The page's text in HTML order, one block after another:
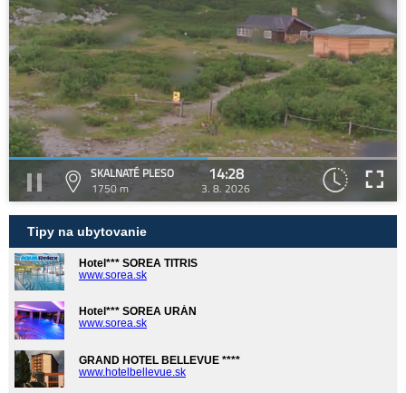
SKALNATÉ PLESO
1750 m
14:28
3. 8. 2026
Tipy na ubytovanie
Hotel*** SOREA TITRIS
www.sorea.sk
Hotel*** SOREA URÁN
www.sorea.sk
GRAND HOTEL BELLEVUE ****
www.hotelbellevue.sk